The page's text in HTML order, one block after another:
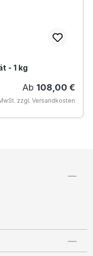
- 1 kg
Regulärer Preis:
Ab 108,00 €
zzgl. Versandkosten